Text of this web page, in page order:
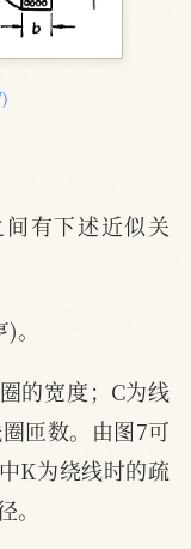
有下述近似关
的宽度；C为线
匝数。由图7可
K为绕线时的疏